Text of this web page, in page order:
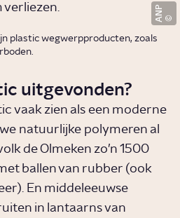
verliezen.
ANP
plastic wegwerpproducten, zoals
uitgevonden?
vaak zien als een moderne
natuurlijke polymeren al
de Olmeken zo’n 1500
ballen van rubber (ook
En middeleeuwse
in lantaarns van